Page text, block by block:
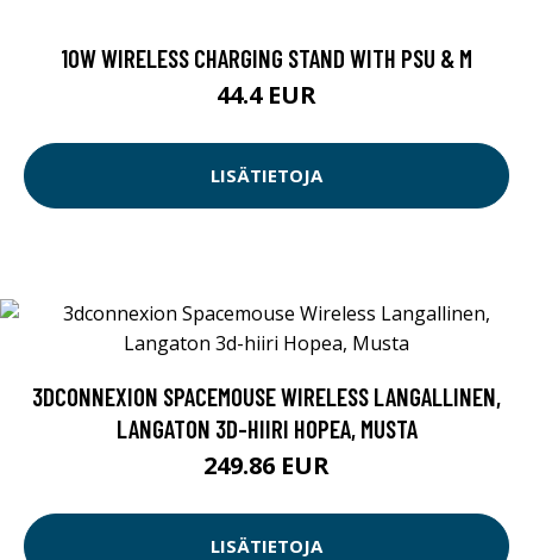
10W WIRELESS CHARGING STAND WITH PSU & M
44.4 EUR
LISÄTIETOJA
3DCONNEXION SPACEMOUSE WIRELESS LANGALLINEN,
LANGATON 3D-HIIRI HOPEA, MUSTA
249.86 EUR
LISÄTIETOJA